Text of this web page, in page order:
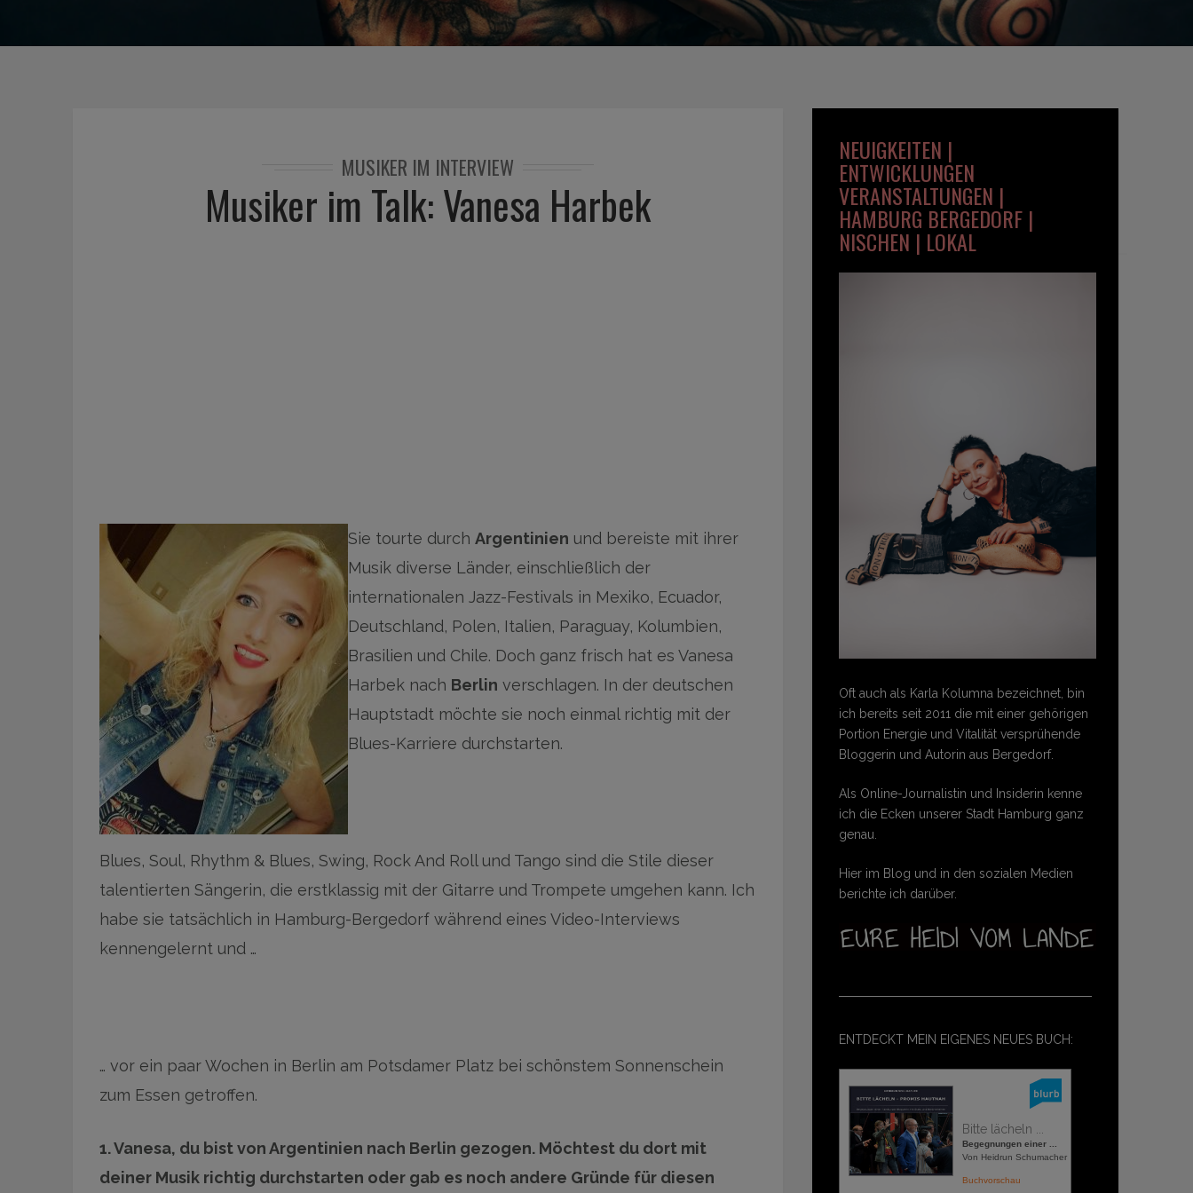
MUSIKER IM INTERVIEW
Musiker im Talk: Vanesa Harbek
Sie tourte durch Argentinien und bereiste mit ihrer
Musik diverse Länder, einschließlich der
internationalen Jazz-Festivals in Mexiko, Ecuador,
Deutschland, Polen, Italien, Paraguay, Kolumbien,
Brasilien und Chile. Doch ganz frisch hat es Vanesa
Harbek nach Berlin verschlagen. In der deutschen
Hauptstadt möchte sie noch einmal richtig mit der
Blues-Karriere durchstarten.
Blues, Soul, Rhythm & Blues, Swing, Rock And Roll und Tango sind die Stile dieser
talentierten Sängerin, die erstklassig mit der Gitarre und Trompete umgehen kann. Ich
habe sie tatsächlich in Hamburg-Bergedorf während eines Video-Interviews
kennengelernt und …
… vor ein paar Wochen in Berlin am Potsdamer Platz bei schönstem Sonnenschein
zum Essen getroffen.
1. Vanesa, du bist von Argentinien nach Berlin gezogen. Möchtest du dort mit
deiner Musik richtig durchstarten oder gab es noch andere Gründe für diesen
NEUIGKEITEN |
ENTWICKLUNGEN
VERANSTALTUNGEN |
HAMBURG BERGEDORF |
NISCHEN | LOKAL
Oft auch als Karla Kolumna bezeichnet, bin
ich bereits seit 2011 die mit einer gehörigen
Portion Energie und Vitalität versprühende
Bloggerin und Autorin aus Bergedorf.
Als Online-Journalistin und Insiderin kenne
ich die Ecken unserer Stadt Hamburg ganz
genau.
Hier im Blog und in den sozialen Medien
berichte ich darüber.
ENTDECKT MEIN EIGENES NEUES BUCH:
Bitte lächeln ...
Begegnungen einer ...
Von Heidrun Schumacher
Buchvorschau